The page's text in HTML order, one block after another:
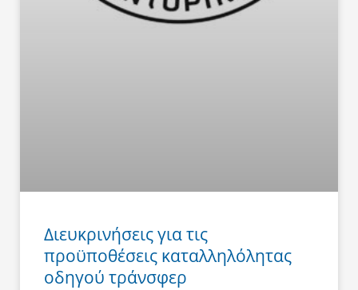
Διευκρινήσεις για τις
προϋποθέσεις καταλληλόλητας
οδηγού τράνσφερ